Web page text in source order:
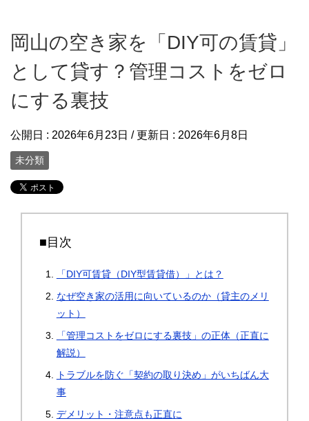
岡山の空き家を「DIY可の賃貸」
として貸す？管理コストをゼロ
にする裏技
公開日 : 2026年6月23日 / 更新日 : 2026年6月8日
未分類
■目次
「DIY可賃貸（DIY型賃貸借）」とは？
なぜ空き家の活用に向いているのか（貸主のメリ
ット）
「管理コストをゼロにする裏技」の正体（正直に
解説）
トラブルを防ぐ「契約の取り決め」がいちばん大
事
デメリット・注意点も正直に